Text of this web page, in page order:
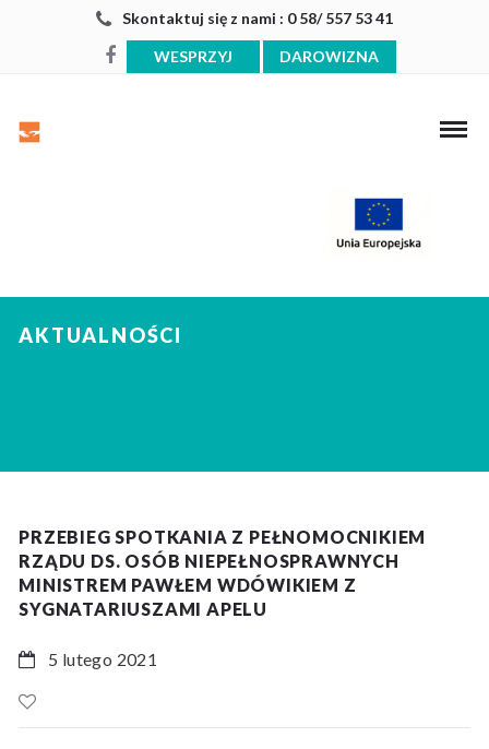
Skontaktuj się z nami : 0 58/ 557 53 41
WESPRZYJ DAROWIZNA
AKTUALNOŚCI
PRZEBIEG SPOTKANIA Z PEŁNOMOCNIKIEM
RZĄDU DS. OSÓB NIEPEŁNOSPRAWNYCH
MINISTREM PAWŁEM WDÓWIKIEM Z
SYGNATARIUSZAMI APELU
5 lutego 2021